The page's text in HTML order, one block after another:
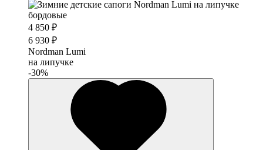
4 850 ₽
6 930 ₽
Nordman Lumi
на липучке
-30%